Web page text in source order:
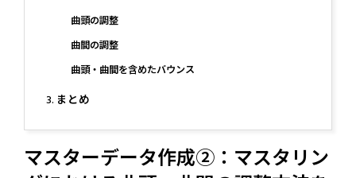
曲頭の調整
曲間の調整
曲頭・曲間を含めたバウンス
まとめ
マスターデータ作成②：マスタリン